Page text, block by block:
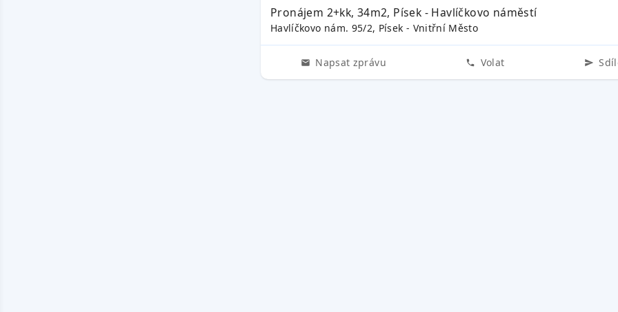
Pronájem 2+kk, 34m2, Písek - Havlíčkovo náměstí
Havlíčkovo nám. 95/2, Písek - Vnitřní Město
Napsat zprávu Volat